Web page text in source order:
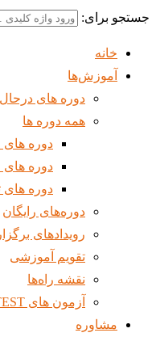
جستجو برای:
خانه
آموزش‌ها
دوره های
همه دوره ها
دوره های
دوره های
دوره های
دوره‌های رایگان
رویدادهای
تقویم آموزشی
نقشه راه‌ها
آزمون های MOC TEST
مشاوره